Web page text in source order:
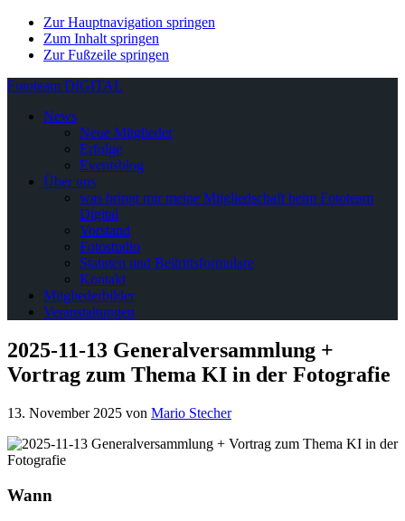
Zur Hauptnavigation springen
Zum Inhalt springen
Zur Fußzeile springen
Fototeam DIGITAL
News
Neue Mitglieder
Erfolge
Eventsblog
Über uns
was bringt mir meine Mitgliedschaft beim Fototeam
Digital
Vorstand
Fotostudio
Statuten und Beitrittsformulare
Kontakt
Mitgliederbilder
Veranstaltungen
2025-11-13 Generalversammlung +
Vortrag zum Thema KI in der Fotografie
13. November 2025 von Mario Stecher
Wann